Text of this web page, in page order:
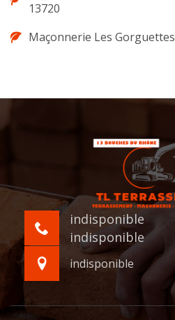
13720
Maçonnerie Les Gorguettes
indisponible
indisponible
indisponible